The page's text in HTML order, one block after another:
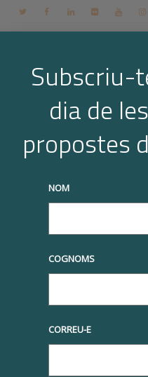
Rafel Oncins:
Home Òrgan de Govern
Rafel
Subscriu-
dia de
propostes
NOM
COGNOMS
CORREU-E